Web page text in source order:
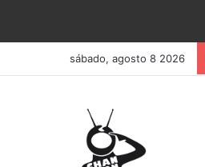
sábado, agosto 8 2026